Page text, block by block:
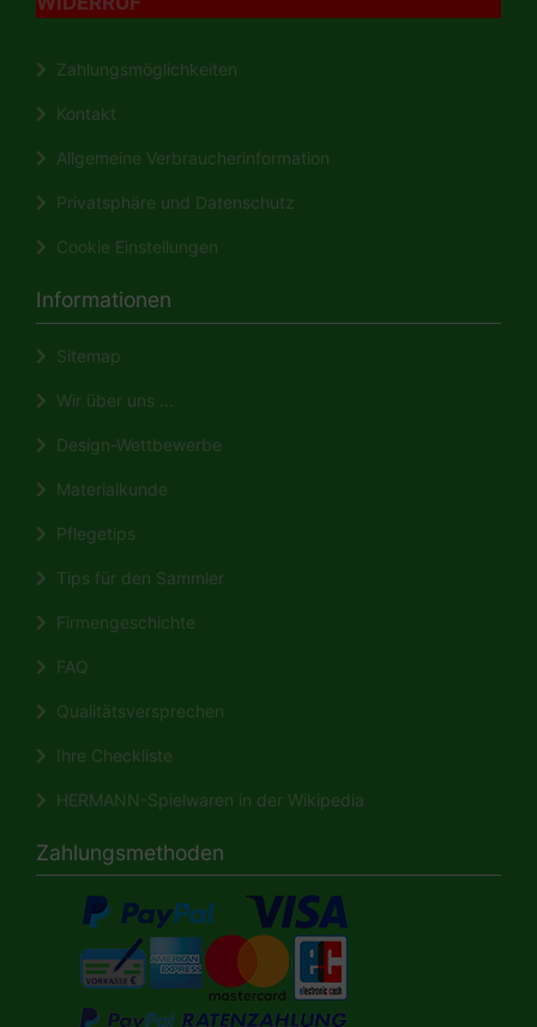
Zahlungsmöglichkeiten
Kontakt
Allgemeine Verbraucherinformation
Privatsphäre und Datenschutz
Cookie Einstellungen
Informationen
Sitemap
Wir über uns ...
Design-Wettbewerbe
Materialkunde
Pflegetips
Tips für den Sammler
Firmengeschichte
FAQ
Qualitätsversprechen
Ihre Checkliste
HERMANN-Spielwaren in der Wikipedia
Zahlungsmethoden